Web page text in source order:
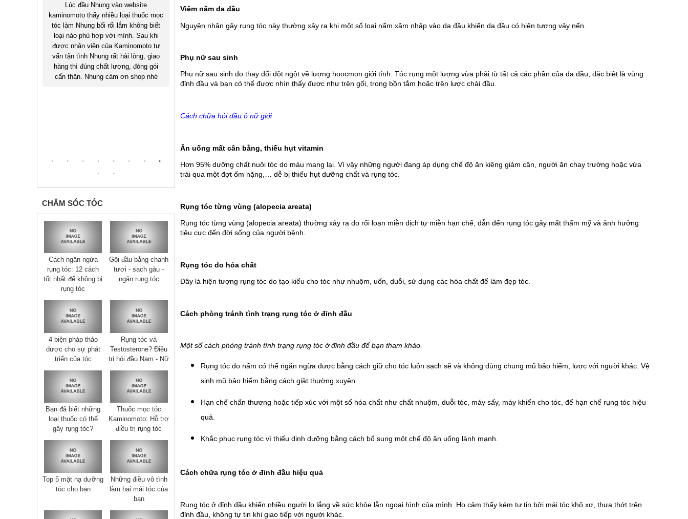
Tóc mình rụng nhiều làm lộ cả da trên
đỉnh đầu làm mình thiếu tự tin khi giao
tiếp với khách hàng. Mặc dù đã sử
dụng nhiều loại thuốc mọc tóc khác
nhau nhưng không có kết quả. Từ khi
sử dụng Kaminomoto Ladies EX giờ
đây tóc mình đã mọc đều trở lại mình
vui lắm. Cảm ơn Kaminomoto
Hồi còn sinh viên hay thức khuya căng
bị hói, sau khi tìm hiểu và sử dụng
hiện giờ rất vui. Xin cảm ơn
lại.
Trúc đã sử dụng thuốc mọc lông mày
sau 2 tháng hiện giờ các bạn ai cũng
CHĂM SÓC TÓC
Cách ngăn ngừa
rụng tóc: 12 cách
tốt nhất để không bị
rụng tóc
Gội đầu bằng chanh
tươi - sạch gàu -
ngăn rụng tóc
4 biện pháp thảo
dược cho sự phát
triển của tóc
Rụng tóc và
Testosterone? Điều
trị hói đầu Nam - Nữ
Bạn đã biết những
loại thuốc có thể
gây rụng tóc?
Thuốc mọc tóc
Kaminomoto: Hỗ trợ
điều trị rụng tóc
Top 5 mặt nạ dưỡng
tóc cho bạn
Những điều vô tình
làm hại mái tóc của
bạn
Viêm nấm da đầu
Nguyên nhân gây rụng tóc này thường xảy ra khi một số loại nấm xâm nhập vào da đầu khiến da đầu có hiện tượng vảy nến.
Phụ nữ sau sinh
Phụ nữ sau sinh do thay đổi đột ngột về lượng hoocmon giới tính. Tóc rụng một lượng vừa phải từ tất cả các phần của da đầu, đặc biệt là vùng
đỉnh đầu và bạn có thể được nhìn thấy được như trên gối, trong bồn tắm hoặc trên lược chải đầu.
Cách chữa hói đầu ở nữ giới
Ăn uống mất cân bằng, thiếu hụt vitamin
Hơn 95% dưỡng chất nuôi tóc do máu mang lại. Vì vậy những người đang áp dụng chế độ ăn kiêng giảm cân, người ăn chay trường hoặc vừa
trải qua một đợt ốm nặng,… dễ bị thiếu hụt dưỡng chất và rụng tóc.
Rụng tóc từng vùng (alopecia areata)
Rụng tóc từng vùng (alopecia areata) thường xảy ra do rối loạn miễn dịch tự miễn hạn chế, dẫn đến rụng tóc gây mất thẩm mỹ và ảnh hưởng
tiêu cực đến đời sống của người bệnh.
Rụng tóc do hóa chất
Đây là hiện tượng rụng tóc do tạo kiểu cho tóc như nhuộm, uốn, duỗi, sử dụng các hóa chất để làm đẹp tóc.
Cách phòng tránh tình trạng rụng tóc ở đỉnh đầu
Một số cách phòng tránh tình trạng rụng tóc ở đỉnh đầu để bạn tham khảo.
Rụng tóc do nấm có thể ngăn ngừa được bằng cách giữ cho tóc luôn sạch sẽ và không dùng chung mũ bảo hiểm, lược với người khác. Vệ
sinh mũ bảo hiểm bằng cách giặt thường xuyên.
Hạn chế chấn thương hoặc tiếp xúc với một số hóa chất như chất nhuộm, duỗi tóc, máy sấy, máy khiến cho tóc, để hạn chế rụng tóc hiệu
quả.
Khắc phục rụng tóc vì thiếu dinh dưỡng bằng cách bổ sung một chế độ ăn uống lành mạnh.
Cách chữa rụng tóc ở đỉnh đầu hiệu quả
Rụng tóc ở đỉnh đầu khiến nhiều người lo lắng về sức khỏe lẫn ngoại hình của mình. Họ cảm thấy kém tự tin bởi mái tóc khô xơ, thưa thớt trên
đỉnh đầu, không tự tin khi giao tiếp với người khác.